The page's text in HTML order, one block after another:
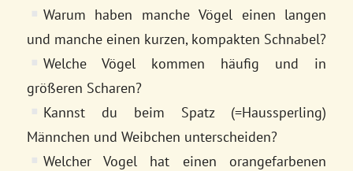
Warum haben manche Vögel einen langen
und manche einen kurzen, kompakten Schnabel?
Welche Vögel kommen häufig und in
größeren Scharen?
Kannst du beim Spatz (=Haussperling)
Männchen und Weibchen unterscheiden?
Welcher Vogel hat einen orangefarbenen